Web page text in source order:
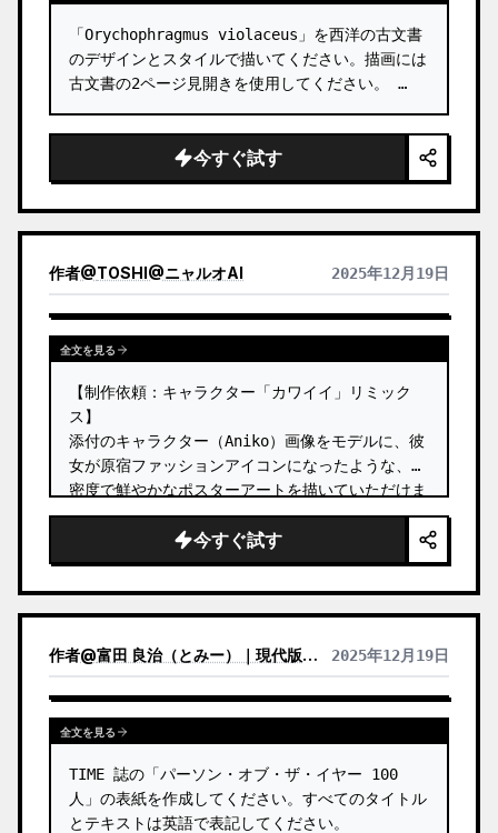
「Orychophragmus violaceus」を西洋の古文書
のデザインとスタイルで描いてください。描画には
古文書の2ページ見開きを使用してください。 …
今すぐ試す
作者@TOSHI@ニャルオAI 2025年12月19日
全文を見る
【制作依頼：キャラクター「カワイイ」リミック
ス】
添付のキャラクター（Aniko）画像をモデルに、彼
女が原宿ファッションアイコンになったような、高
密度で鮮やかなポスターアートを描いていただけま
すでしょうか？
【推測してほしいポイント】
**衣装のアップグレード：** 元画像の「制服」と
いう要素に縛られないでください。 …
今すぐ試す
作者@富田 良治（とみー）｜現代版駄菓子屋 富田商店｜スナックトミタ 2025年12月19日
全文を見る
TIME 誌の「パーソン・オブ・ザ・イヤー 100
人」の表紙を作成してください。すべてのタイトル
とテキストは英語で表記してください。